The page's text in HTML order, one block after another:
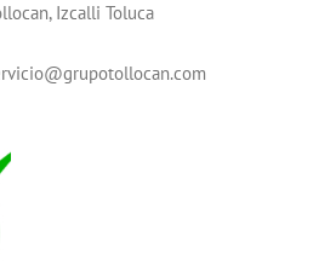
Izcalli Toluca